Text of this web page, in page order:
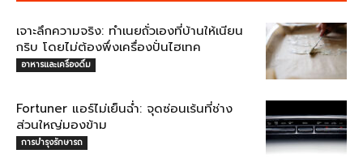
เจาะลึกความจริง: ทำเนยถั่วเองที่บ้านให้เนียน
กริบ โดยไม่ต้องพึ่งเครื่องปั่นไฮเทค
อาหารและเครื่องดื่ม
Fortuner แอร์ไม่เย็นฉ่ำ: จุดซ่อนเร้นที่ช่าง
ส่วนใหญ่มองข้าม
การบำรุงรักษารถ